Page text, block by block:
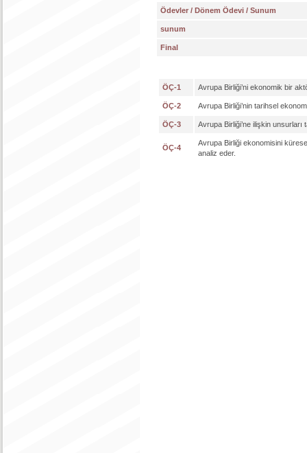
Ödevler / Dönem Ödevi / Sunum
sunum
Final
ÖÇ-1 Avrupa Birliği’ni ekonomik bir
ÖÇ-2 Avrupa Birliği’nin tarihsel
ÖÇ-3 Avrupa Birliği’ne ilişkin unsurları
ÖÇ-4
Avrupa Birliği ekonomisini
analiz eder.